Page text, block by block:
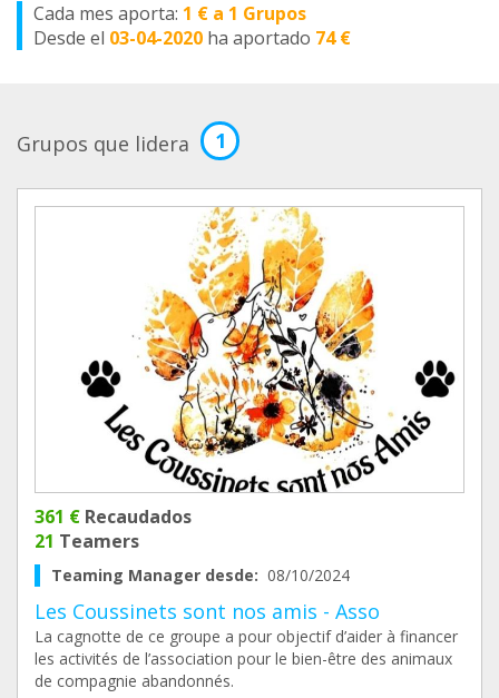
Cada mes aporta: 1 € a 1 Grupos
Desde el 03-04-2020 ha aportado 74 €
Grupos que lidera 1
361 € Recaudados
21 Teamers
Teaming Manager desde: 08/10/2024
Les Coussinets sont nos amis - Asso
La cagnotte de ce groupe a pour objectif d’aider à financer
les activités de l’association pour le bien-être des animaux
de compagnie abandonnés.